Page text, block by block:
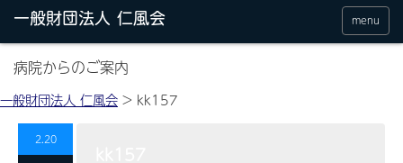
menu
病院からのご案内
一般財団法人 仁風会 > kk157
2.20